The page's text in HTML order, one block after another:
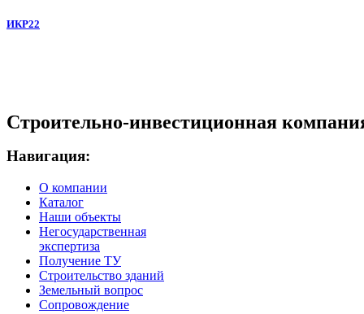
ИКР22
Строительно-инвестиционная
Навигация:
О компании
Каталог
Наши объекты
Негосударственная
экспертиза
Получение ТУ
Строительство зданий
Земельный вопрос
Сопровождение